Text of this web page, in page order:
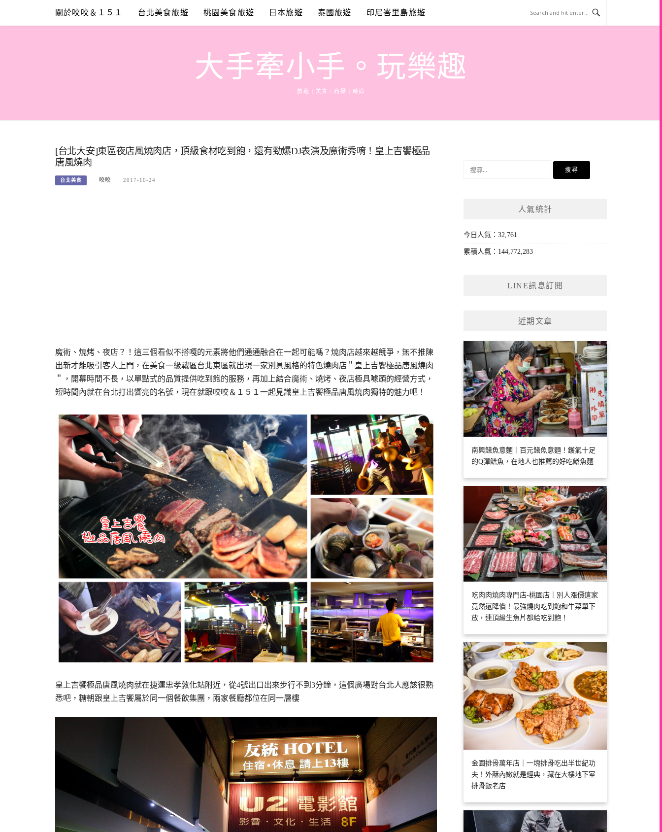
content
關於咬咬＆１５１ 台北美食旅遊 桃園美食旅遊 日本旅遊 泰國旅遊 印尼峇里島旅遊
大手牽小手。玩樂趣
旅遊 | 美食 | 商攝 | 時尚
[台北大安]東區夜店風燒肉店，頂級食材吃到飽，還有勁爆DJ表演及魔術秀唷！皇上吉饗極品
唐風燒肉
台北美食 咬咬 2017-10-24
魔術、燒烤、夜店？！這三個看似不搭嘎的元素將他們通通融合在一起可能嗎？燒肉店越來越競爭，無不推陳
出新才能吸引客人上門，在美食一級戰區台北東區就出現一家別具風格的特色燒肉店＂皇上吉饗極品唐風燒肉
＂，開幕時間不長，以單點式的品質提供吃到飽的服務，再加上結合魔術、燒烤、夜店極具噱頭的經營方式，
短時間內就在台北打出響亮的名號，現在就跟咬咬＆１５１一起見識皇上吉饗極品唐風燒肉獨特的魅力吧！
皇上吉饗極品唐風燒肉就在捷運忠孝敦化站附近，從4號出口出來步行不到3分鐘，這個廣場對台北人應該很熟
悉吧，糖朝跟皇上吉饗屬於同一個餐飲集團，兩家餐廳都位在同一層樓
人氣統計
今日人氣：32,761
累積人氣：144,772,283
LINE訊息訂閱
近期文章
南興鱔魚意麵｜百元鱔魚意麵！鑊氣十足
的Q彈鱔魚，在地人也推薦的好吃鱔魚麵
吃肉肉燒肉専門店-桃園店｜別人漲價這家
竟然還降價！最強燒肉吃到飽和牛菜單下
放，連頂級生魚片都給吃到飽！
金園排骨萬年店｜一塊排骨吃出半世紀功
夫！外酥內嫩就是經典，藏在大樓地下室
排骨飯老店